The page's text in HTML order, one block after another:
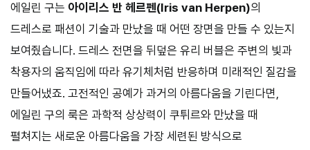
에일린 구는 아이리스 반 헤르펜(Iris van Herpen)의
드레스로 패션이 기술과 만났을 때 어떤 장면을 만들 수 있는지
보여줬습니다. 드레스 전면을 뒤덮은 유리 버블은 주변의 빛과
착용자의 움직임에 따라 유기체처럼 반응하며 미래적인 질감을
만들어냈죠. 고전적인 공예가 과거의 아름다움을 기린다면,
에일린 구의 룩은 과학적 상상력이 쿠튀르와 만났을 때
펼쳐지는 새로운 아름다움을 가장 세련된 방식으로